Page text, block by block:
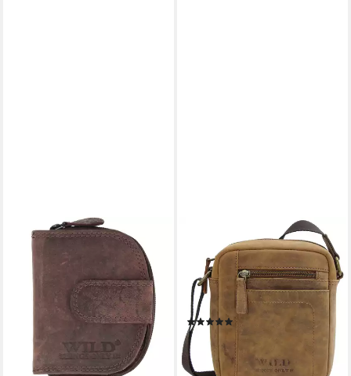
WILD THINGS ONLY !!!
Geldbörse Kleines
Portemonnaie Damen Herren
(Geldbeutel Mini, klein und
handlich), aus echtem Leder
29,90 €
lieferbar - in 4-5 Werktagen bei dir
WILD THINGS ONLY !!!
Schultertasche Kleiner
Herren Messenger Bag Antik
Leder Umhängetasche, echt
Leder
(1)
42,49 €
lieferbar - in 4-5 Werktagen bei dir